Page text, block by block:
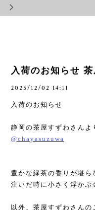
入荷のお知らせ
2025/12/02 14:11
入荷のお知らせ
静岡の茶屋すずわさんよ
@chayasuzuwa
豊かな緑茶の香りが堪ら
注いだ時に小さく浮かぶ
以外、茶屋すずわさんの